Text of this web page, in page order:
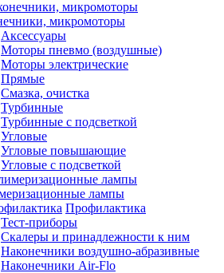
микромоторы
Аксессуары
Моторы пневмо (воздушные)
Моторы электрические
Прямые
Смазка, очистка
Турбинные
Турбинные с подсветкой
Угловые
Угловые повышающие
Угловые с подсветкой
лампы
Профилактика
Тест-приборы
Скалеры и принадлежности к ним
Наконечники воздушно-абразивные
Наконечники Air-Flo